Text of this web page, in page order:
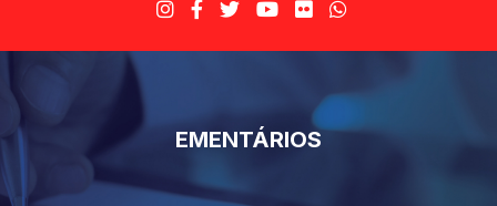
EMENTÁRIOS